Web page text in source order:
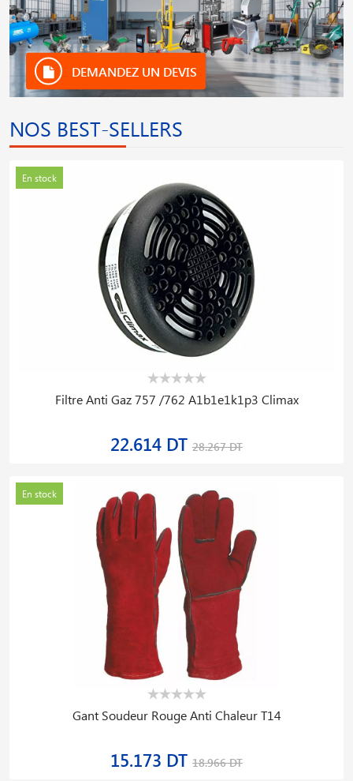
DEMANDEZ UN DEVIS
NOS BEST-SELLERS
En stock
Filtre Anti Gaz 757 /762 A1b1e1k1p3 Climax
22.614 DT 28.267 DT
En stock
Gant Soudeur Rouge Anti Chaleur T14
15.173 DT 18.966 DT